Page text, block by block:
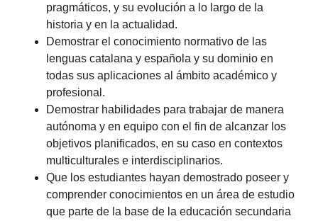
pragmáticos, y su evolución a lo largo de la
historia y en la actualidad.
Demostrar el conocimiento normativo de las
lenguas catalana y española y su dominio en
todas sus aplicaciones al ámbito académico y
profesional.
Demostrar habilidades para trabajar de manera
autónoma y en equipo con el fin de alcanzar los
objetivos planificados, en su caso en contextos
multiculturales e interdisciplinarios.
Que los estudiantes hayan demostrado poseer y
comprender conocimientos en un área de estudio
que parte de la base de la educación secundaria